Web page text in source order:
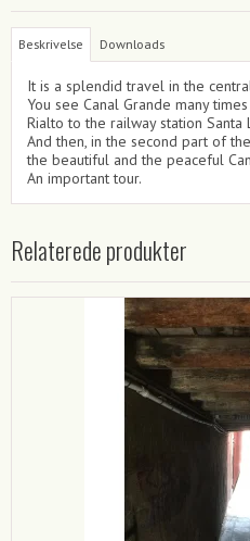
Beskrivelse Downloads
It is a splendid travel in the
You see Canal Grande many
Rialto to the railway station Santa
And then, in the second part of
the beautiful and the peaceful
An important tour.
Relaterede produkter